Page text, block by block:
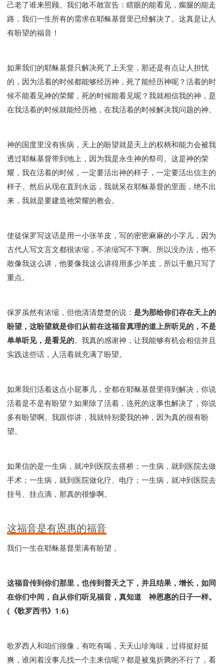
己老了谁来照顾。我们敢不敢宣告：瞎眼的能看见，瘸腿的能走
路，我们一生所有的需求在耶稣基督里已经解决了。这真是让人
有盼望的福音！
如果我们的耶稣基督只解决死了上天堂，那还是有点让人担忧
的，因为活着的时候都能够经历神，死了能经历神呢？活着的时
候不能看见神的荣耀，死的时候能看见呢？我就相信我的神，是
在我活着的时候就能经历祂，在我活着的时候解决我问题的神。
神的国度里没有疾病，天上的盼望就是天上的权柄和能力会被我
透过耶稣基督带到地上，因为我是永生神的祭司。这是神的荣
耀，我在活着的时候，一定要活出神的样子，一定要活出信主的
样子。然后从现在直到永远，我就呆在耶稣基督的里面，绝不出
来，我就是要建造祂荣耀的教会。
使徒保罗写这话是用一小张羊皮，写的密密麻麻的小字儿，因为
古代人写文言文都很浓缩，不浓缩写不下啊。所以没办法，他不
敢像我这么讲，他要像我这么讲得用多少羊皮，所以干脆只写了
重点。
保罗虽然有浓缩，但他清清楚楚的说： 是为那给你们存在天上的
盼望，这盼望就是你们从前在这福音真理的道上所听见的，不是
单单听见，是看见的。我真的感谢神，让我能够有机会相信并且
实践这些话，人活着就充满了盼望。
如果我们活着这点小屁事儿，全都在耶稣基督里得到解决，你说
活着是不是有盼望？如果除了活着，连死的这事也解决了，你说
多有盼望啊。我跟你讲，我就特别爱我的神，因为真的很有盼
望。
如果信的是一生病，就冲到医院去搭桥；一生病，就到医院去做
手术；一生病，就到医院做化疗、电疗；一生病，就冲到医院去
挂号、挂点滴，那真的很惨啊。
这福音是有恩惠的福音
我们一生在耶稣基督里满有盼望，
这福音传到你们那里，也传到普天之下，并且结果，增长，如同
在你们中间，自从你们听见福音，真知道 神恩惠的日子一样。
(《歌罗西书》1:6)
歌罗西人和咱们很像，有吃有喝，天天山珍海味，过得挺好挺
爽，谁闲着没事儿找一个主来信呢？都是被鬼折腾的不行了，看